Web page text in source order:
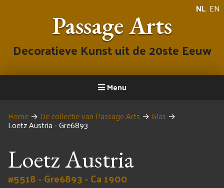
NL EN
Passage Arts
Decoratieve Kunst uit de 20ste Eeuw
Menu
Home → De collectie van Passage Arts → Glas →
Loetz Austria - Gre6893
Loetz Austria
#5518 - Gre6893 - Ca 1900